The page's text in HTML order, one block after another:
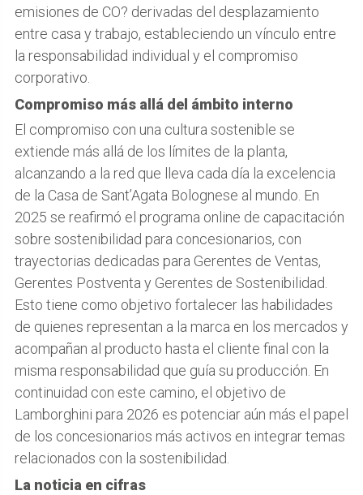
emisiones de CO? derivadas del desplazamiento
entre casa y trabajo, estableciendo un vínculo entre
la responsabilidad individual y el compromiso
corporativo.
Compromiso más allá del ámbito interno
El compromiso con una cultura sostenible se
extiende más allá de los límites de la planta,
alcanzando a la red que lleva cada día la excelencia
de la Casa de Sant’Agata Bolognese al mundo. En
2025 se reafirmó el programa online de capacitación
sobre sostenibilidad para concesionarios, con
trayectorias dedicadas para Gerentes de Ventas,
Gerentes Postventa y Gerentes de Sostenibilidad.
Esto tiene como objetivo fortalecer las habilidades
de quienes representan a la marca en los mercados y
acompañan al producto hasta el cliente final con la
misma responsabilidad que guía su producción. En
continuidad con este camino, el objetivo de
Lamborghini para 2026 es potenciar aún más el papel
de los concesionarios más activos en integrar temas
relacionados con la sostenibilidad.
La noticia en cifras